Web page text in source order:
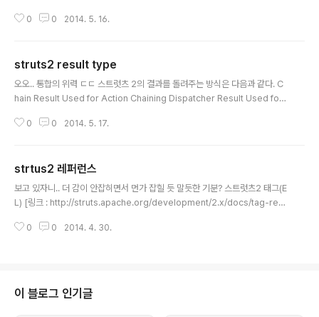
tion indexAction in namespace - action - file:/D:/monk/workspac
There is no result type defined for type 'tiles' mapp..
0 0 2014. 5. 16.
struts2 result type
오오.. 통합의 위력 ㄷㄷ 스트럿츠 2의 결과를 돌려주는 방식은 다음과 같다. C
hain Result Used for Action Chaining Dispatcher Result Used for
Result Used for FreeMarker integration HttpHeader Result Used
o redirect to another action mapping S..
0 0 2014. 5. 17.
strtus2 레퍼런스
보고 있자니.. 더 감이 안잡히면서 먼가 잡힐 듯 말듯한 기분? 스트럿츠2 태그(E
L) [링크 : http://struts.apache.org/development/2.x/docs/tag-refe
s/iterator.html] [링크 : http://struts.apache.org/development/2.x/d
0 0 2014. 4. 30.
이 블로그 인기글